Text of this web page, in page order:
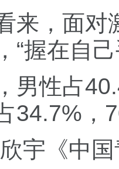
，面对
“握在自
性占
34.7%，
宇 《中